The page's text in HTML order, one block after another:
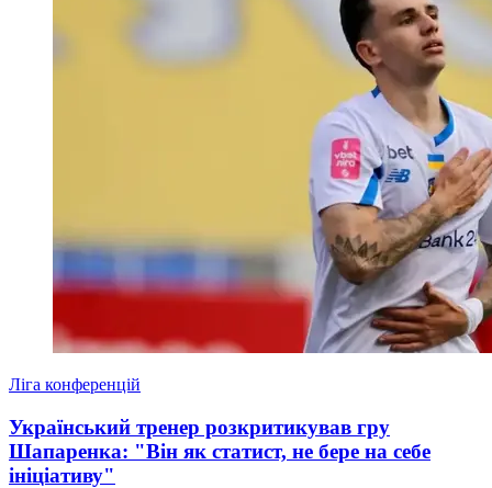
Ліга конференцій
Український тренер розкритикував гру
Шапаренка: "Він як статист, не бере на себе
ініціативу"